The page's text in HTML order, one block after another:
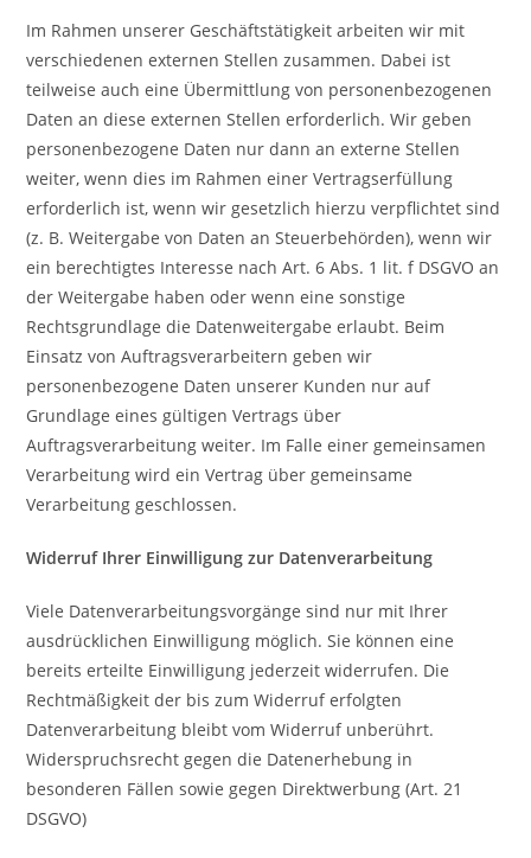
Im Rahmen unserer Geschäftstätigkeit arbeiten wir mit
verschiedenen externen Stellen zusammen. Dabei ist
teilweise auch eine Übermittlung von personenbezogenen
Daten an diese externen Stellen erforderlich. Wir geben
personenbezogene Daten nur dann an externe Stellen
weiter, wenn dies im Rahmen einer Vertragserfüllung
erforderlich ist, wenn wir gesetzlich hierzu verpflichtet sind
(z. B. Weitergabe von Daten an Steuerbehörden), wenn wir
ein berechtigtes Interesse nach Art. 6 Abs. 1 lit. f DSGVO an
der Weitergabe haben oder wenn eine sonstige
Rechtsgrundlage die Datenweitergabe erlaubt. Beim
Einsatz von Auftragsverarbeitern geben wir
personenbezogene Daten unserer Kunden nur auf
Grundlage eines gültigen Vertrags über
Auftragsverarbeitung weiter. Im Falle einer gemeinsamen
Verarbeitung wird ein Vertrag über gemeinsame
Verarbeitung geschlossen.
Widerruf Ihrer Einwilligung zur Datenverarbeitung
Viele Datenverarbeitungsvorgänge sind nur mit Ihrer
ausdrücklichen Einwilligung möglich. Sie können eine
bereits erteilte Einwilligung jederzeit widerrufen. Die
Rechtmäßigkeit der bis zum Widerruf erfolgten
Datenverarbeitung bleibt vom Widerruf unberührt.
Widerspruchsrecht gegen die Datenerhebung in
besonderen Fällen sowie gegen Direktwerbung (Art. 21
DSGVO)